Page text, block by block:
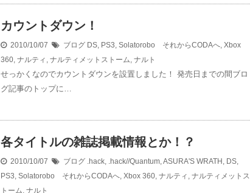
カウントダウン！
2010/10/07 ブログ DS, PS3, Solatorobo それからCODAへ, Xbox
360, ナルティ , ナルティメットストーム, ナルト
せっかくなのでカウントダウンを設置しました！ 発売日までの間ブロ
グ記事のトップに…
各タイトルの雑誌掲載情報とか！？
2010/10/07 ブログ .hack, .hack//Quantum,ASURA'S WRATH , DS,
PS3, Solatorobo それからCODAへ, Xbox 360, ナルティ , ナルティメットス
トーム, ナルト